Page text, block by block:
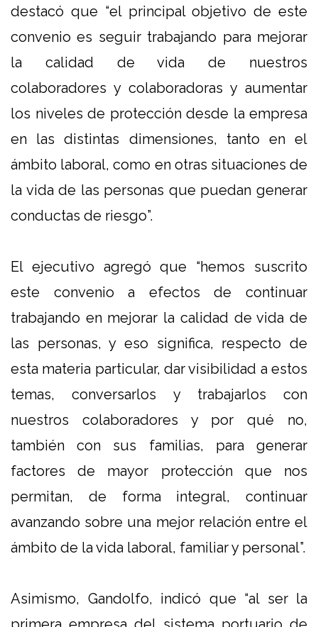
destacó que “el principal objetivo de este
convenio es seguir trabajando para mejorar
la calidad de vida de nuestros
colaboradores y colaboradoras y aumentar
los niveles de protección desde la empresa
en las distintas dimensiones, tanto en el
ámbito laboral, como en otras situaciones de
la vida de las personas que puedan generar
conductas de riesgo”.
El ejecutivo agregó que “hemos suscrito
este convenio a efectos de continuar
trabajando en mejorar la calidad de vida de
las personas, y eso significa, respecto de
esta materia particular, dar visibilidad a estos
temas, conversarlos y trabajarlos con
nuestros colaboradores y por qué no,
también con sus familias, para generar
factores de mayor protección que nos
permitan, de forma integral, continuar
avanzando sobre una mejor relación entre el
ámbito de la vida laboral, familiar y personal”.
Asimismo, Gandolfo, indicó que “al ser la